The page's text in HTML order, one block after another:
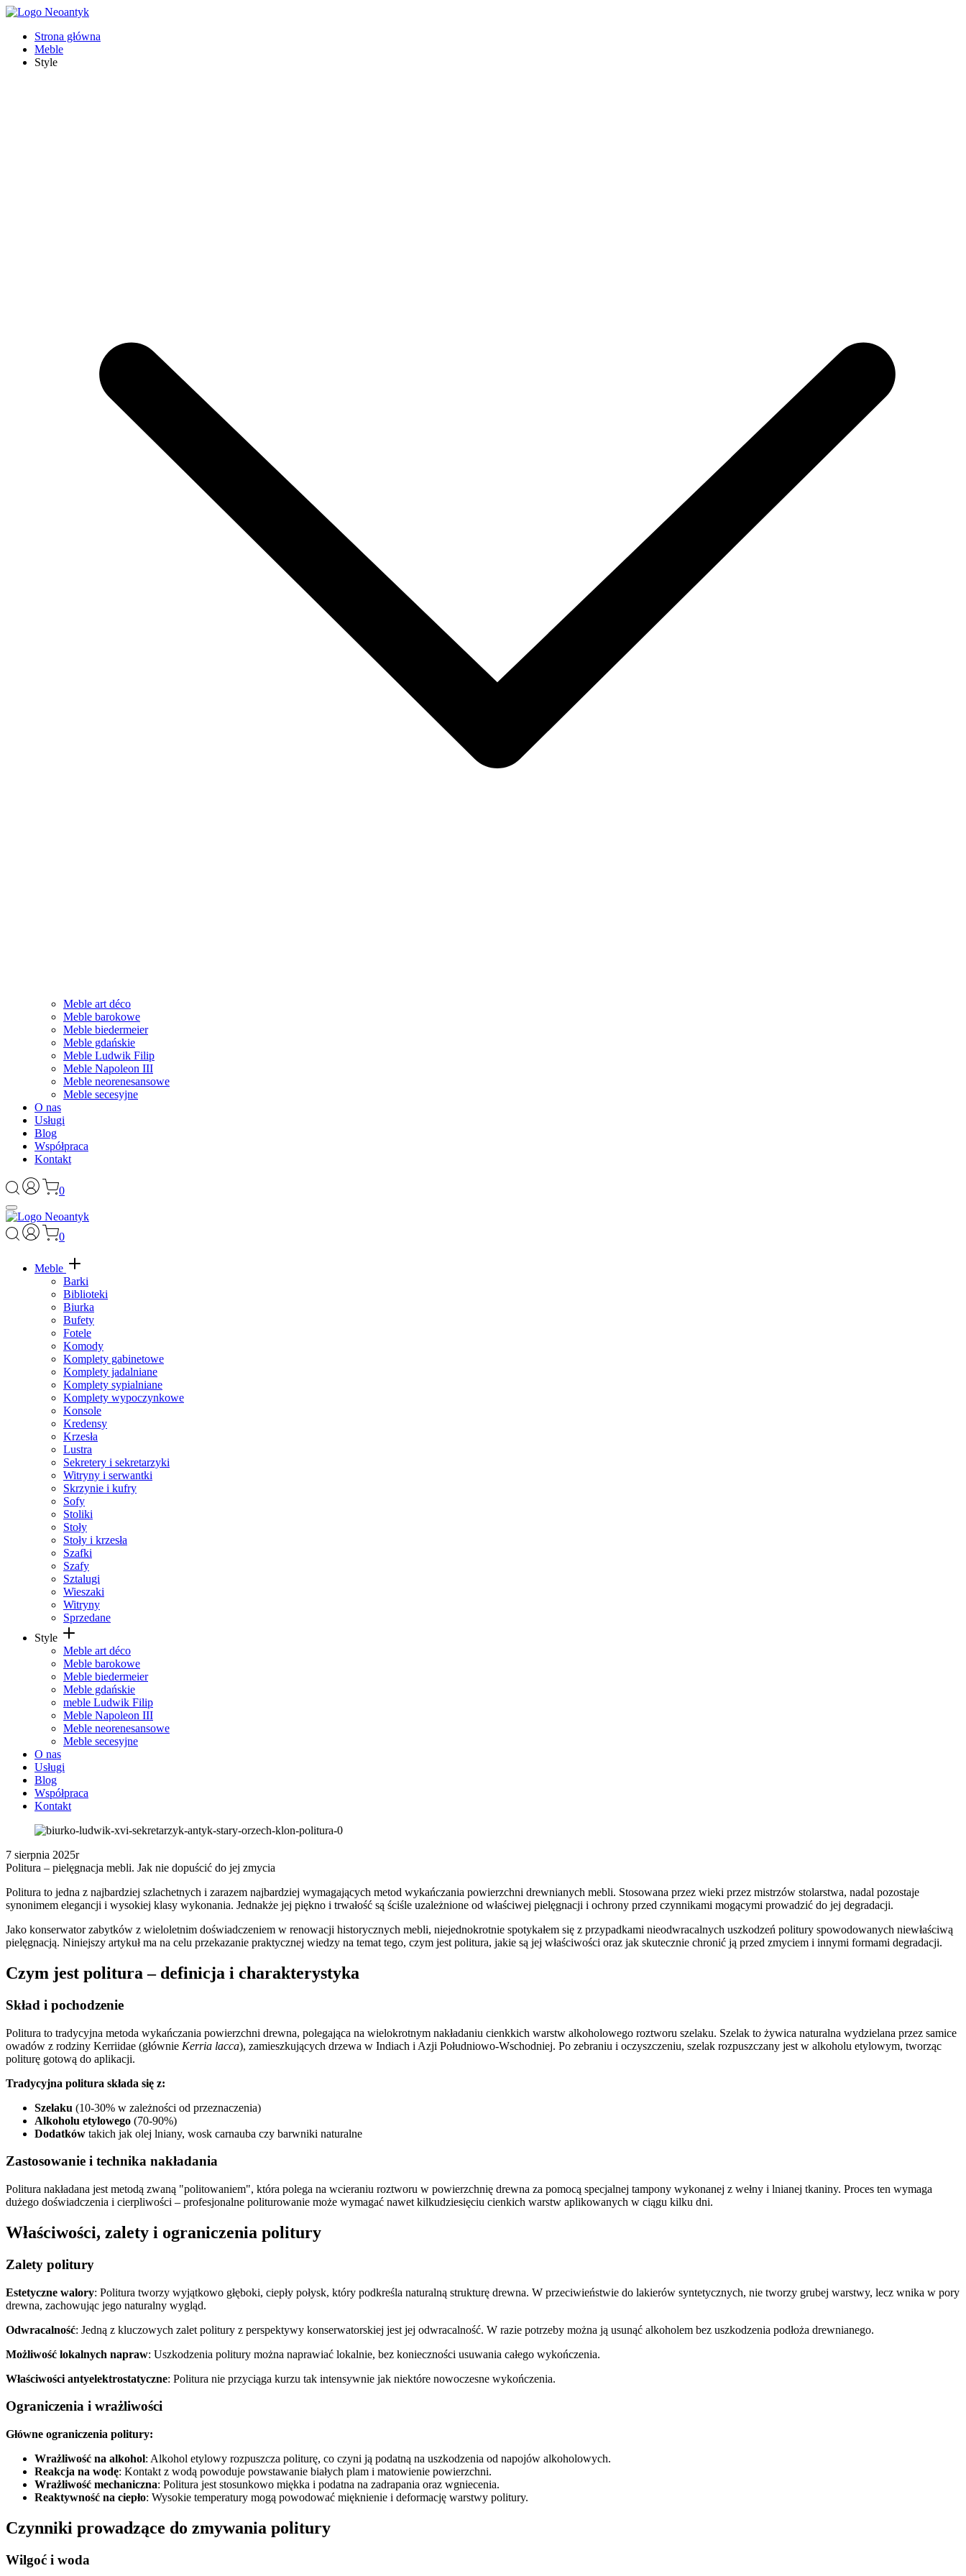
Strona główna
Meble
Style
Meble art déco
Meble barokowe
Meble biedermeier
Meble gdańskie
Meble Ludwik Filip
Meble Napoleon III
Meble neorenesansowe
Meble secesyjne
O nas
Usługi
Blog
Współpraca
Kontakt
0
0
Meble
Barki
Biblioteki
Biurka
Bufety
Fotele
Komody
Komplety gabinetowe
Komplety jadalniane
Komplety sypialniane
Komplety wypoczynkowe
Konsole
Kredensy
Krzesła
Lustra
Sekretery i sekretarzyki
Witryny i serwantki
Skrzynie i kufry
Sofy
Stoliki
Stoły
Stoły i krzesła
Szafki
Szafy
Sztalugi
Wieszaki
Witryny
Sprzedane
Style
Meble art déco
Meble barokowe
Meble biedermeier
Meble gdańskie
meble Ludwik Filip
Meble Napoleon III
Meble neorenesansowe
Meble secesyjne
O nas
Usługi
Blog
Współpraca
Kontakt
7 sierpnia 2025r
Politura – pielęgnacja mebli. Jak nie dopuścić do jej zmycia
Politura to jedna z najbardziej szlachetnych i zarazem najbardziej wymagających metod wykańczania powierzchni drewnianych mebli. Stosowana przez wieki przez mistrzów stolarstwa, nadal pozostaje
synonimem elegancji i wysokiej klasy wykonania. Jednakże jej piękno i trwałość są ściśle uzależnione od właściwej pielęgnacji i ochrony przed czynnikami mogącymi prowadzić do jej degradacji.
Jako konserwator zabytków z wieloletnim doświadczeniem w renowacji historycznych mebli, niejednokrotnie spotykałem się z przypadkami nieodwracalnych uszkodzeń politury spowodowanych niewłaściwą
pielęgnacją. Niniejszy artykuł ma na celu przekazanie praktycznej wiedzy na temat tego, czym jest politura, jakie są jej właściwości oraz jak skutecznie chronić ją przed zmyciem i innymi formami degradacji.
Czym jest politura – definicja i charakterystyka
Skład i pochodzenie
Politura to tradycyjna metoda wykańczania powierzchni drewna, polegająca na wielokrotnym nakładaniu cienkkich warstw alkoholowego roztworu szelaku. Szelak to żywica naturalna wydzielana przez samice
owadów z rodziny Kerriidae (głównie Kerria lacca), zamieszkujących drzewa w Indiach i Azji Południowo-Wschodniej. Po zebraniu i oczyszczeniu, szelak rozpuszczany jest w alkoholu etylowym, tworząc
politurę gotową do aplikacji.
Tradycyjna politura składa się z:
Szelaku (10-30% w zależności od przeznaczenia)
Alkoholu etylowego (70-90%)
Dodatków takich jak olej lniany, wosk carnauba czy barwniki naturalne
Zastosowanie i technika nakładania
Politura nakładana jest metodą zwaną "politowaniem", która polega na wcieraniu roztworu w powierzchnię drewna za pomocą specjalnej tampony wykonanej z wełny i lnianej tkaniny. Proces ten wymaga
dużego doświadczenia i cierpliwości – profesjonalne politurowanie może wymagać nawet kilkudziesięciu cienkich warstw aplikowanych w ciągu kilku dni.
Właściwości, zalety i ograniczenia politury
Zalety politury
Estetyczne walory: Politura tworzy wyjątkowo głęboki, ciepły połysk, który podkreśla naturalną strukturę drewna. W przeciwieństwie do lakierów syntetycznych, nie tworzy grubej warstwy, lecz wnika w pory
drewna, zachowując jego naturalny wygląd.
Odwracalność: Jedną z kluczowych zalet politury z perspektywy konserwatorskiej jest jej odwracalność. W razie potrzeby można ją usunąć alkoholem bez uszkodzenia podłoża drewnianego.
Możliwość lokalnych napraw: Uszkodzenia politury można naprawiać lokalnie, bez konieczności usuwania całego wykończenia.
Właściwości antyelektrostatyczne: Politura nie przyciąga kurzu tak intensywnie jak niektóre nowoczesne wykończenia.
Ograniczenia i wrażliwości
Główne ograniczenia politury:
Wrażliwość na alkohol: Alkohol etylowy rozpuszcza politurę, co czyni ją podatną na uszkodzenia od napojów alkoholowych.
Reakcja na wodę: Kontakt z wodą powoduje powstawanie białych plam i matowienie powierzchni.
Wrażliwość mechaniczna: Politura jest stosunkowo miękka i podatna na zadrapania oraz wgniecenia.
Reaktywność na ciepło: Wysokie temperatury mogą powodować mięknienie i deformację warstwy politury.
Czynniki prowadzące do zmywania politury
Wilgoć i woda